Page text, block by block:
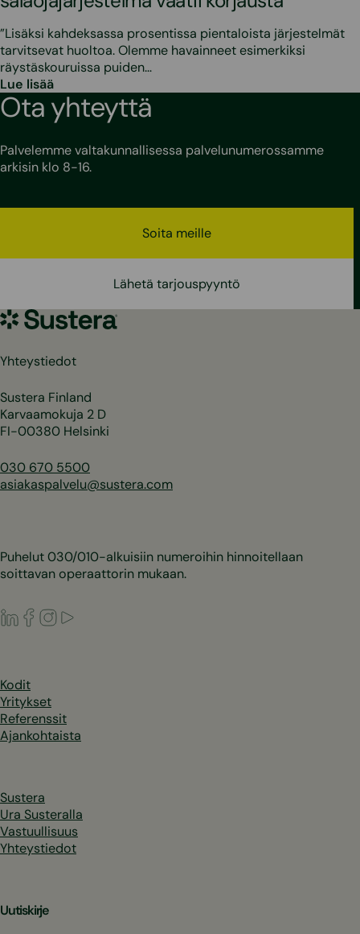
”Lisäksi kahdeksassa prosentissa pientaloista järjestelmät
tarvitsevat huoltoa. Olemme havainneet esimerkiksi
räystäskouruissa puiden…
Lue lisää
Ota yhteyttä
Palvelemme valtakunnallisessa palvelunumerossamme
arkisin klo 8-16.
Soita meille
Lähetä tarjouspyyntö
Sustera
Yhteystiedot
Sustera Finland
Karvaamokuja 2 D
FI-00380 Helsinki
030 670 5500
asiakaspalvelu@sustera.com
Puhelut 030/010-alkuisiin numeroihin hinnoitellaan
soittavan operaattorin mukaan.
LinkedIn
Facebook
Instagram
Kodit
Yritykset
Referenssit
Ajankohtaista
Sustera
Ura Susteralla
Vastuullisuus
Yhteystiedot
Uutiskirje